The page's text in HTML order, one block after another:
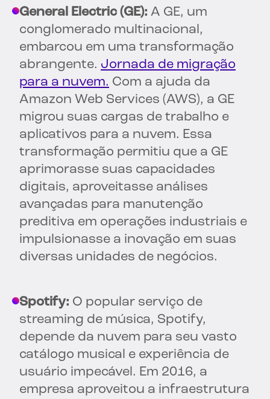
General Electric (GE): A GE, um
conglomerado multinacional,
embarcou em uma transformação
abrangente. Jornada de migração
para a nuvem. Com a ajuda da
Amazon Web Services (AWS), a GE
migrou suas cargas de trabalho e
aplicativos para a nuvem. Essa
transformação permitiu que a GE
aprimorasse suas capacidades
digitais, aproveitasse análises
avançadas para manutenção
preditiva em operações industriais e
impulsionasse a inovação em suas
diversas unidades de negócios.
Spotify: O popular serviço de
streaming de música, Spotify,
depende da nuvem para seu vasto
catálogo musical e experiência de
usuário impecável. Em 2016, a
empresa aproveitou a infraestrutura